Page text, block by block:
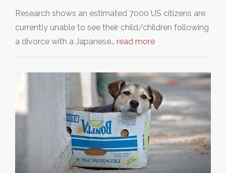
Research shows an estimated 7000 US citizens are
currently unable to see their child/children following
a divorce with a Japanese… read more